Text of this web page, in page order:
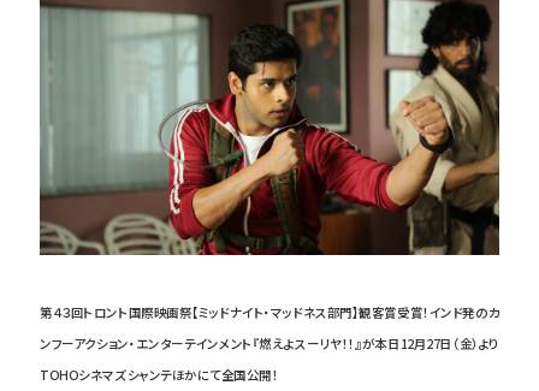
第４３回トロント国際映画祭【ミッドナイト・マッドネス部門】観客賞受賞！インド発のカ
ンフーアクション・エンターテインメント『燃えよスーリヤ！！』が本日12月27日（金）より
TOHOシネマズ シャンテほかにて全国公開！